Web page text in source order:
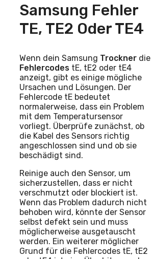
Samsung Fehler
TE, TE2 Oder TE4
Wenn dein Samsung Trockner die
Fehlercodes tE, tE2 oder tE4
anzeigt, gibt es einige mögliche
Ursachen und Lösungen. Der
Fehlercode tE bedeutet
normalerweise, dass ein Problem
mit dem Temperatursensor
vorliegt. Überprüfe zunächst, ob
die Kabel des Sensors richtig
angeschlossen sind und ob sie
beschädigt sind.
Reinige auch den Sensor, um
sicherzustellen, dass er nicht
verschmutzt oder blockiert ist.
Wenn das Problem dadurch nicht
behoben wird, könnte der Sensor
selbst defekt sein und muss
möglicherweise ausgetauscht
werden. Ein weiterer möglicher
Grund für die Fehlercodes tE, tE2